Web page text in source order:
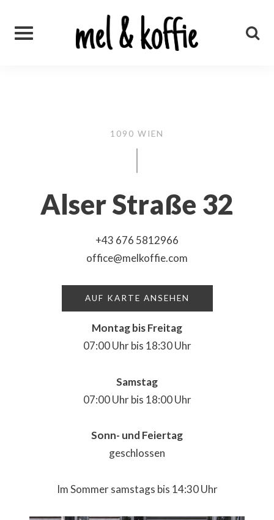
content
1090 WIEN
Alser Straße 32
+43 676 5812966
office@melkoffie.com
AUF KARTE ANSEHEN
Montag bis Freitag
07:00 Uhr bis 18:30 Uhr
Samstag
07:00 Uhr bis 18:00 Uhr
Sonn- und Feiertag
geschlossen
Im Sommer samstags bis 14:30 Uhr